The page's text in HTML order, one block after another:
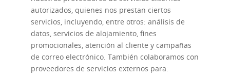
autorizados, quienes nos prestan ciertos
servicios, incluyendo, entre otros: análisis de
datos, servicios de alojamiento, fines
promocionales, atención al cliente y campañas
de correo electrónico. También colaboramos con
proveedores de servicios externos para: